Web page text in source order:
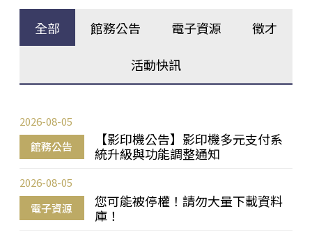
全部 館務公告 電子資源 徵才
活動快訊
館務公告
【影印機公告】影印機多元支付系
統升級與功能調整通知
2026-08-05
電子資源
您可能被停權！請勿大量下載資料
庫！
2026-08-05